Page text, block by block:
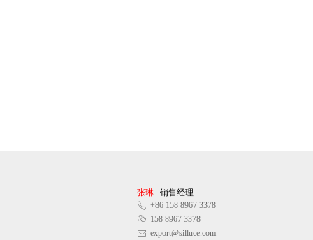
ꀤ 158 8967 3378
ꂅ +86 158 8967 3378
ꂘ export@silluce.com
张琳 销售经理